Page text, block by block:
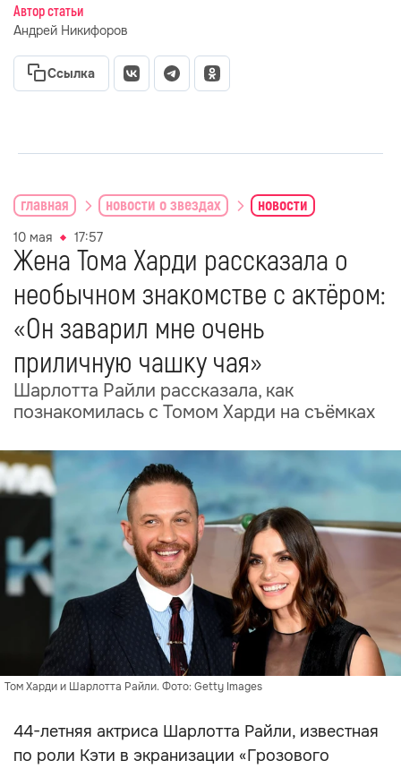
Автор статьи
Андрей Никифоров
Ссылка
главная новости о звездах новости
10 мая 17:57
Жена Тома Харди рассказала о
необычном знакомстве с актёром:
«Он заварил мне очень
приличную чашку чая»
Шарлотта Райли рассказала, как
познакомилась с Томом Харди на съёмках
Том Харди и Шарлотта Райли. Фото: Getty Images
44-летняя актриса Шарлотта Райли, известная
по роли Кэти в экранизации «Грозового